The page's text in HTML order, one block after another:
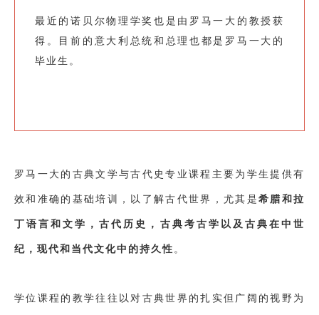
最近的诺贝尔物理学奖也是由罗马一大的教授获
得。目前的意大利总统和总理也都是罗马一大的
毕业生。
罗马一大的古典文学与古代史专业课程主要为学生提供有
效和准确的基础培训，以了解古代世界，尤其是希腊和拉
丁语言和文学，古代历史，古典考古学以及古典在中世
纪，现代和当代文化中的持久性 。
学位课程的教学往往以对古典世界的扎实但广阔的视野为